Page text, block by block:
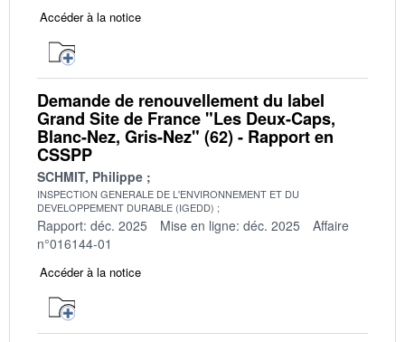
Accéder à la notice
Demande de renouvellement du label
Grand Site de France "Les Deux-Caps,
Blanc-Nez, Gris-Nez" (62) - Rapport en
CSSPP
SCHMIT, Philippe
INSPECTION GENERALE DE L'ENVIRONNEMENT ET DU
DEVELOPPEMENT DURABLE (IGEDD)
Rapport: déc. 2025 Mise en ligne: déc. 2025
Affaire
n°016144-01
Accéder à la notice